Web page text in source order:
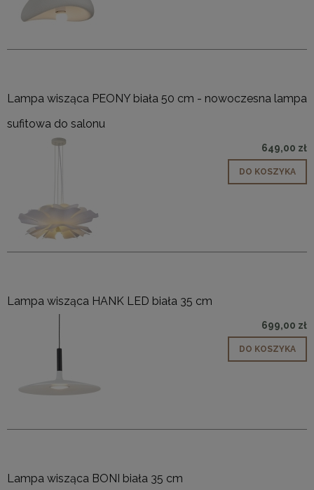
Lampa wisząca PEONY biała 50 cm - nowoczesna lampa
sufitowa do salonu
649,00 zł
DO KOSZYKA
Lampa wisząca HANK LED biała 35 cm
699,00 zł
DO KOSZYKA
Lampa wisząca BONI biała 35 cm